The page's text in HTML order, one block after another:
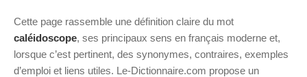
Cette page rassemble une définition claire du mot
caléidoscope, ses principaux sens en français moderne et,
lorsque c’est pertinent, des synonymes, contraires, exemples
d’emploi et liens utiles. Le-Dictionnaire.com propose un